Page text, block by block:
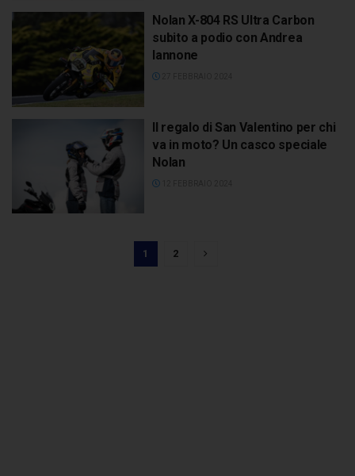
Nolan X-804 RS Ultra Carbon
subito a podio con Andrea
Iannone
Il regalo di San Valentino per chi
va in moto? Un casco speciale
Nolan
1 2